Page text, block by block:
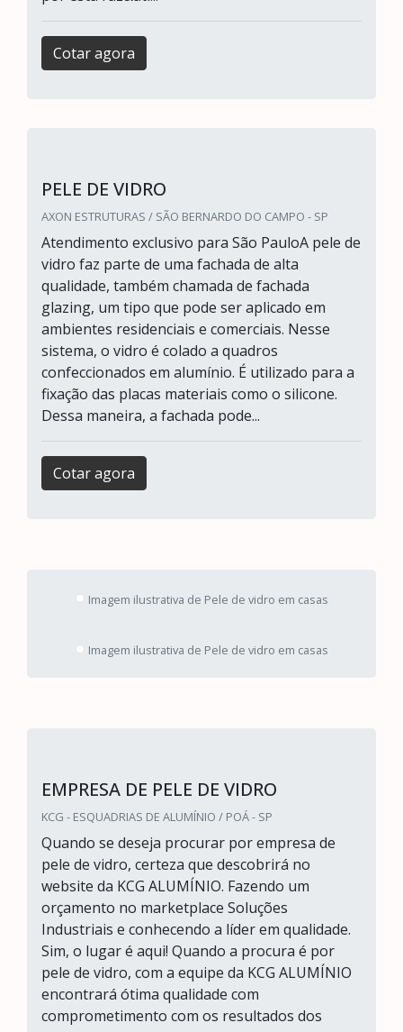
Cotar agora
PELE DE VIDRO
AXON ESTRUTURAS / SÃO BERNARDO DO CAMPO - SP
Atendimento exclusivo para São PauloA pele de
vidro faz parte de uma fachada de alta
qualidade, também chamada de fachada
glazing, um tipo que pode ser aplicado em
ambientes residenciais e comerciais. Nesse
sistema, o vidro é colado a quadros
confeccionados em alumínio. É utilizado para a
fixação das placas materiais como o silicone.
Dessa maneira, a fachada pode...
Cotar agora
Imagem ilustrativa de Pele de vidro em casas
Imagem ilustrativa de Pele de vidro em casas
EMPRESA DE PELE DE VIDRO
KCG - ESQUADRIAS DE ALUMÍNIO / POÁ - SP
Quando se deseja procurar por empresa de
pele de vidro, certeza que descobrirá no
website da KCG ALUMÍNIO. Fazendo um
orçamento no marketplace Soluções
Industriais e conhecendo a líder em qualidade.
Sim, o lugar é aqui! Quando a procura é por
pele de vidro, com a equipe da KCG ALUMÍNIO
encontrará ótima qualidade com
comprometimento com os resultados dos